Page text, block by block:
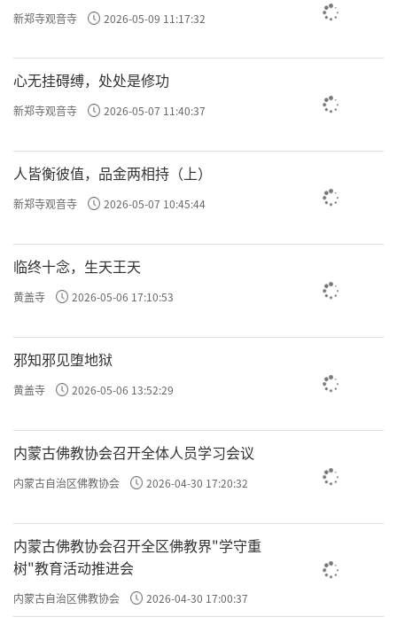
新郑寺观音寺 2026-05-09 11:17:32
心无挂碍缚，处处是修功
新郑寺观音寺 2026-05-07 11:40:37
人皆衡彼值，品金两相持（上）
新郑寺观音寺 2026-05-07 10:45:44
临终十念，生天王天
黄盖寺 2026-05-06 17:10:53
邪知邪见堕地狱
黄盖寺 2026-05-06 13:52:29
内蒙古佛教协会召开全体人员学习会议
内蒙古自治区佛教协会 2026-04-30 17:20:32
内蒙古佛教协会召开全区佛教界"学守重
树"教育活动推进会
内蒙古自治区佛教协会 2026-04-30 17:00:37